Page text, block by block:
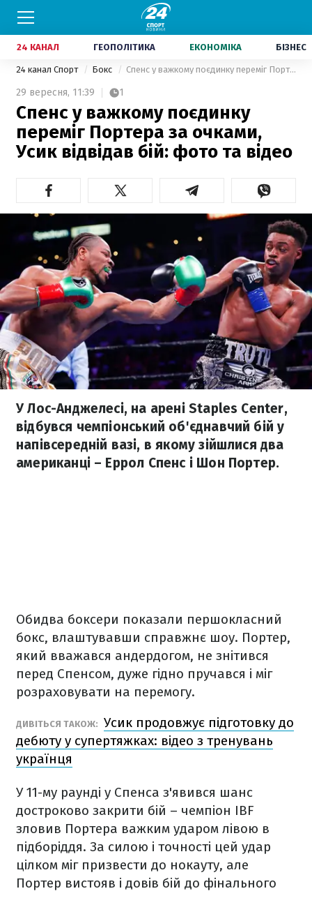
24 КАНАЛ ГЕОПОЛІТИКА ЕКОНОМІКА БІЗНЕС
24 канал Спорт Бокс Спенс у важкому поєдинку переміг Портера за очками, Усик відвідав бій: фото та відео
29 вересня, 11:39 1
Спенс у важкому поєдинку
переміг Портера за очками,
Усик відвідав бій: фото та відео
У Лос-Анджелесі, на арені Staples Center,
відбувся чемпіонський об'єднавчий бій у
напівсередній вазі, в якому зійшлися два
американці – Еррол Спенс і Шон Портер.
Обидва боксери показали першокласний
бокс, влаштувавши справжнє шоу. Портер,
який вважався андердогом, не знітився
перед Спенсом, дуже гідно пручався і міг
розраховувати на перемогу.
ДИВІТЬСЯ ТАКОЖ: Усик продовжує підготовку до
дебюту у супертяжках: відео з тренувань
українця
У 11-му раунді у Спенса з'явився шанс
достроково закрити бій – чемпіон IBF
зловив Портера важким ударом лівою в
підборіддя. За силою і точності цей удар
цілком міг призвести до нокауту, але
Портер вистояв і довів бій до фінального